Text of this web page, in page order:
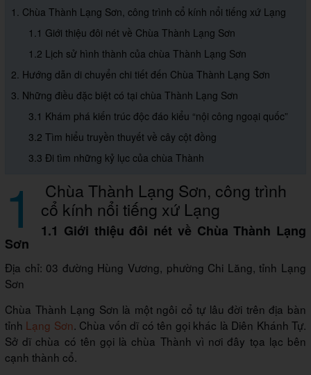
1. Chùa Thành Lạng Sơn, công trình cổ kính nổi tiếng xứ Lạng
1.1 Giới thiệu đôi nét về Chùa Thành Lạng Sơn
1.2 Lịch sử hình thành của chùa Thành Lạng Sơn
2. Hướng dẫn di chuyển chi tiết đến Chùa Thành Lạng Sơn
3. Những điều đặc biệt có tại chùa Thành Lạng Sơn
3.1 Khám phá kiến trúc độc đáo kiểu “nội công ngoại quốc”
3.2 Tìm hiểu truyền thuyết về cây cột đồng
3.3 Đi tìm những kỷ lục của chùa Thành
1 Chùa Thành Lạng Sơn, công trình
cổ kính nổi tiếng xứ Lạng
1.1 Giới thiệu đôi nét về Chùa Thành Lạng
Sơn
Địa chỉ: 03 đường Hùng Vương, phường Chi Lăng, tỉnh Lạng
Sơn
Chùa Thành Lạng Sơn là một ngôi cổ tự lâu đời trên địa bàn
tỉnh Lạng Sơn. Chùa vốn dĩ có tên gọi khác là Diên Khánh Tự.
Sở dĩ chùa có tên gọi là chùa Thành vì nơi đây tọa lạc bên
cạnh thành cổ.